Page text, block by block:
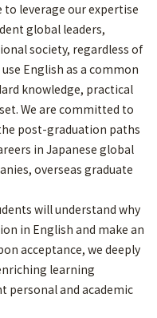
leverage our expertise
global leaders,
society, regardless of
English as a common
knowledge, practical
We are committed to
post-graduation paths
in Japanese global
overseas graduate
will understand why
in English and make an
acceptance, we deeply
learning
personal and academic